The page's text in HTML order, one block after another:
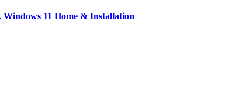
Windows 11 Home & Installation